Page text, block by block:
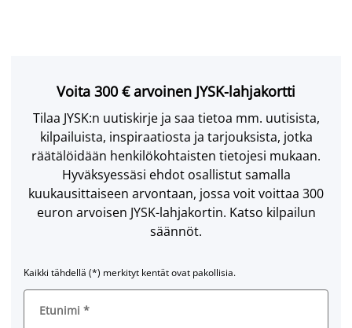
Voita 300 € arvoinen JYSK-lahjakortti
Tilaa JYSK:n uutiskirje ja saa tietoa mm. uutisista,
kilpailuista, inspiraatiosta ja tarjouksista, jotka
räätälöidään henkilökohtaisten tietojesi mukaan.
Hyväksyessäsi ehdot osallistut samalla
kuukausittaiseen arvontaan, jossa voit voittaa 300
euron arvoisen JYSK-lahjakortin. Katso kilpailun
säännöt.
Kaikki tähdellä (*) merkityt kentät ovat pakollisia.
Etunimi *